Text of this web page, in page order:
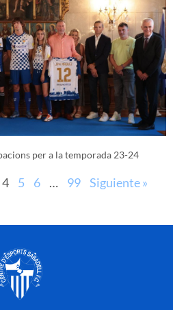
per a la temporada 23-24
4 5 6 … 99 Siguiente »